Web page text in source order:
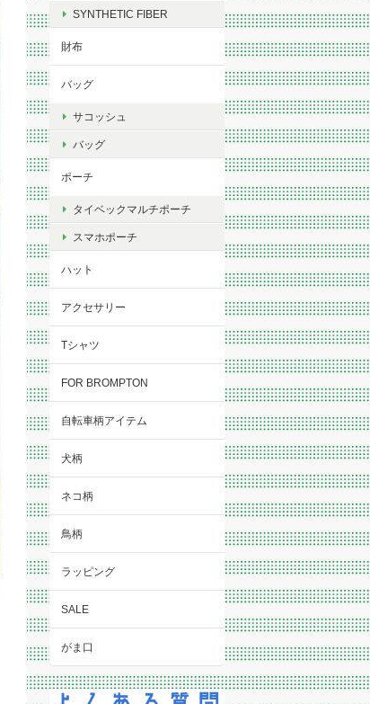
SYNTHETIC FIBER
財布
バッグ
サコッシュ
バッグ
ポーチ
タイベックマルチポーチ
スマホポーチ
ハット
アクセサリー
Tシャツ
FOR BROMPTON
自転車柄アイテム
犬柄
ネコ柄
鳥柄
ラッピング
SALE
がま口